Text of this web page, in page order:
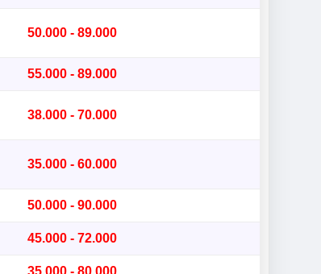
50.000 - 89.000
55.000 - 89.000
38.000 - 70.000
35.000 - 60.000
50.000 - 90.000
45.000 - 72.000
35.000 - 80.000